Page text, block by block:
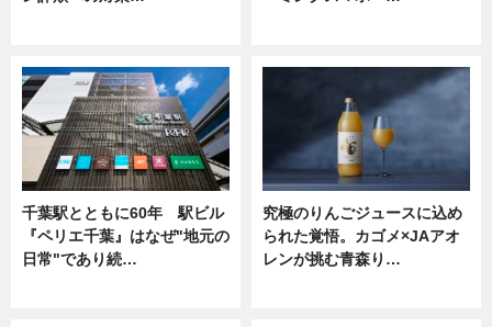
千葉駅とともに60年 駅ビル
『ペリエ千葉』はなぜ"地元の
日常"であり続…
究極のりんごジュースに込め
られた覚悟。カゴメ×JAアオ
レンが挑む青森り…